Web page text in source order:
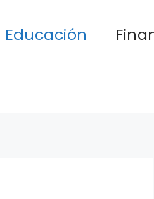
Educación